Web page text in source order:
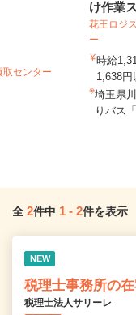
センター
け作業
花王ロジ
ー
時給
1,638円
埼玉県
りバス
全 2件中 1 - 2件を表示
NEW
税理士事務所の
税理士法人サリーレ